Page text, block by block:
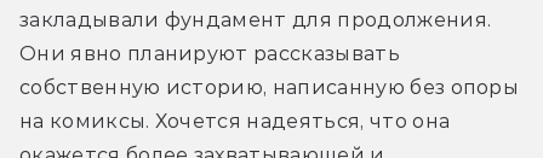
закладывали фундамент для продолжения.
Они явно планируют рассказывать
собственную историю, написанную без опоры
на комиксы. Хочется надеяться, что она